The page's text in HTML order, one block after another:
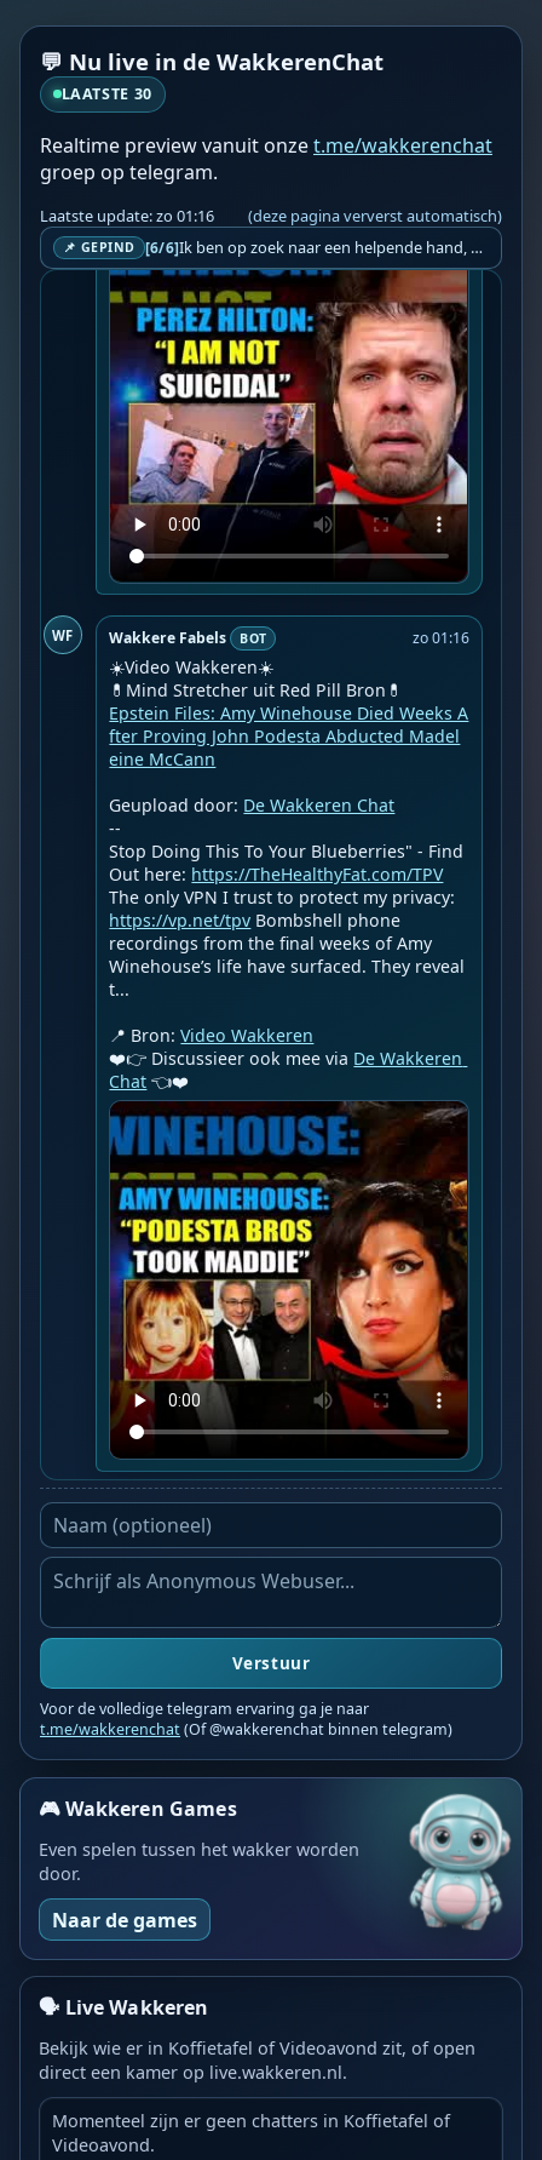
💬 Nu live in de WakkerenChat
LAATSTE 30
Realtime preview vanuit onzet.me/wakkerenchat
groep op telegram.
Laatste update: zo 01:16 (deze pagina ververst automatisch)
📌 GEPIND [6/6] Ik ben op zoek naar een helpende hand, een menselijk oog, een admin die helpt met controleren of de chat wel correct word gemodereerd word door NoMoSpam. 98% gaat automatisch goed, toch ik dit nooit helemaal loslaten en moet er altijd een mens mee blijven opletten bij elke beslissing die gemaakt word. Waar bestaan de werkzaamheden uit? Mee kijken in admin log kanaal naar alle drugs/porno/scams die voorbij komen en in het geval van een randgevalletje, ingrijpen en b.v. een verwijderd maar wel toegestaan bericht terug plaatsen met een druk op de knop. tsja zo banaal en simpel is het gesteld.. Word je hier blij van? Nee. Strookt het je ego? Nee. Word je er beter van? Nee. Kost het veel tijd? Totaal niet, consistentie en regelmaat is belangrijker dan 'er even voor kunnen gaan zitten'.. het werk is in een paar seconden gepiept.. je checkt puur of AI de juiste beslissing heeft gemaakt.. …
illuminati Hollywood ritual epstein files -
sabotage our body as we age: https://www.
ChuckDefense.com/TPV
involves topics...
📍 Bron: Video Wakkeren
❤️👉 Discussieer ook mee via
Chat
WF Wakkere Fabels BOT zo 01:16
☀️Video Wakkeren☀️
Epstein Files: Amy Winehouse Died Weeks A
fter Proving John Podesta Abducted Madel
eine McCann
Geupload door: De Wakkeren Chat
--
Stop Doing This To Your Blueberries" - Find
Out here: https://TheHealthyFat.com/TPV
https://vp.net/tpv Bombshell phone
recordings from the final weeks of Amy
Winehouse’s life have surfaced. They reveal
t...
📍 Bron: Video Wakkeren
❤️👉 Discussieer ook mee via De Wakkeren
Chat 👈❤️
Verstuur
Voor de volledige telegram ervaring ga je naar
t.me/wakkerenchat(Of @wakkerenchat binnen telegram)
🎮 Wakkeren Games
Even spelen tussen het wakker worden
door.
Naar de games
🗣️ Live Wakkeren
Bekijk wie er in Koffietafel of Videoavond zit, of open
direct een kamer op live.wakkeren.nl.
Momenteel zijn er geen chatters in Koffietafel of
Videoavond.